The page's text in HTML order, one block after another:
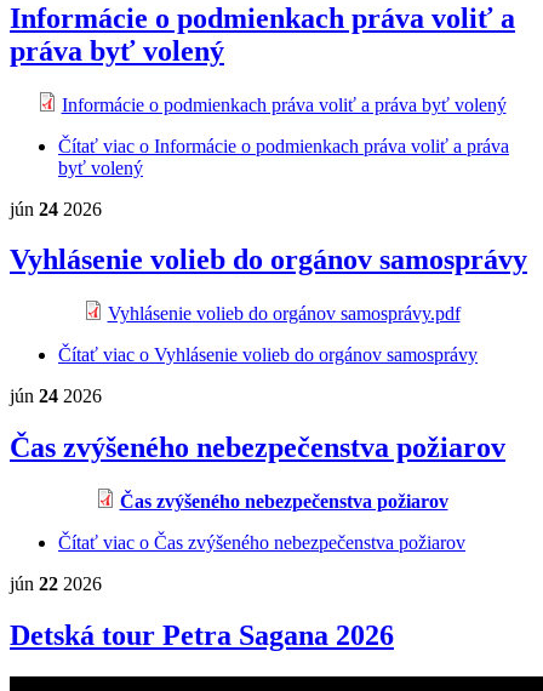
Informácie o podmienkach práva voliť a
práva byť volený
Informácie o podmienkach práva voliť a práva byť volený
Čítať viac o Informácie o podmienkach práva voliť a práva
byť volený
jún 24 2026
Vyhlásenie volieb do orgánov samosprávy
Vyhlásenie volieb do orgánov samosprávy.pdf
Čítať viac o Vyhlásenie volieb do orgánov samosprávy
jún 24 2026
Čas zvýšeného nebezpečenstva požiarov
Čas zvýšeného nebezpečenstva požiarov
Čítať viac o Čas zvýšeného nebezpečenstva požiarov
jún 22 2026
Detská tour Petra Sagana 2026